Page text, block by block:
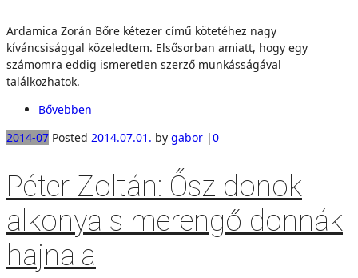
Ardamica Zorán Bőre kétezer című kötetéhez nagy
kíváncsisággal közeledtem. Elsősorban amiatt, hogy egy
számomra eddig ismeretlen szerző munkásságával
találkozhatok.
Bővebben
2014-07 Posted 2014.07.01. by gabor |0
Péter Zoltán: Ősz donok
alkonya s merengő donnák
hajnala